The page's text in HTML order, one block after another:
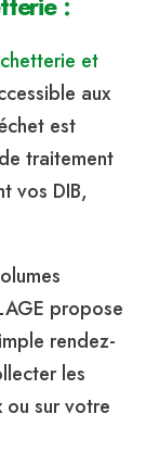
et
aux
est
traitement
vos DIB,
propose
rendez-
les
ou sur votre